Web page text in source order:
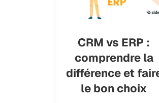
CRM vs ERP :
comprendre la
différence et
le bon choix